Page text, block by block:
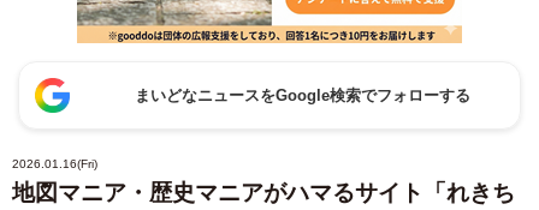
まいどなニュースをGoogle検索でフォローする
2026.01.16(Fri)
地図マニア・歴史マニアがハマるサイト「れきち